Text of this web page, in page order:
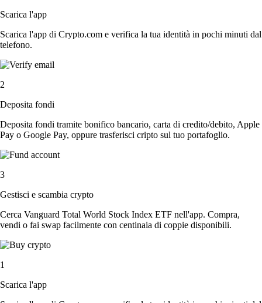
Scarica l'app
Scarica l'app di Crypto.com e verifica la tua identità in pochi minuti dal
telefono.
2
Deposita fondi
Deposita fondi tramite bonifico bancario, carta di credito/debito, Apple
Pay o Google Pay, oppure trasferisci cripto sul tuo portafoglio.
3
Gestisci e scambia crypto
Cerca Vanguard Total World Stock Index ETF nell'app. Compra,
vendi o fai swap facilmente con centinaia di coppie disponibili.
1
Scarica l'app